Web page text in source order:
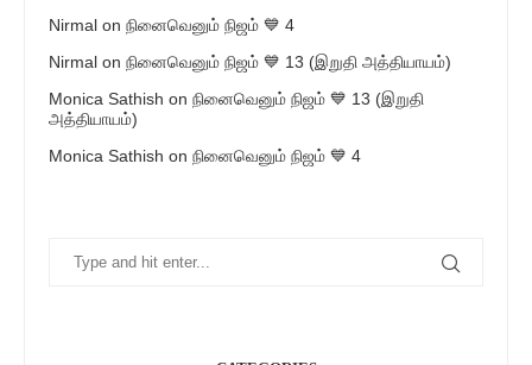
Nirmal on நினைவெனும் நிஜம் 💙 4
Nirmal on நினைவெனும் நிஜம் 💙 13 (இறுதி அத்தியாயம்)
Monica Sathish on நினைவெனும் நிஜம் 💙 13 (இறுதி
அத்தியாயம்)
Monica Sathish on நினைவெனும் நிஜம் 💙 4